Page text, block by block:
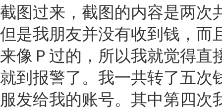
截图过来，截图的内容是两次
但是我朋友并没有收到钱，而
来像Ｐ过的，所以我就觉得直
就到报警了。我一共转了五次
服发给我的账号。其中第四次